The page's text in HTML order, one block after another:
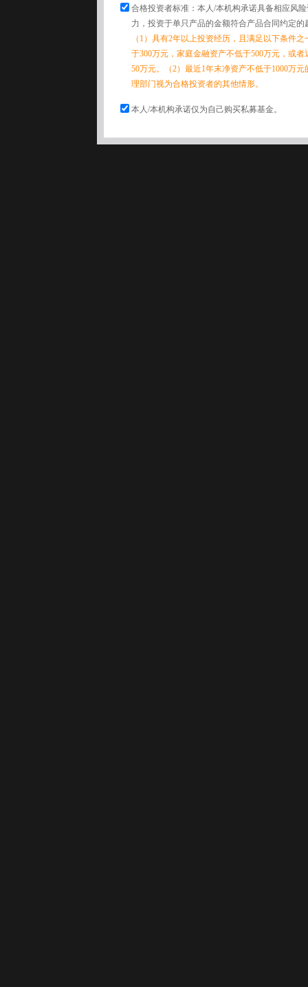
合格投资者标准：本人/本机构承诺具备相应风
力，投资于单只产品的金额符合产品合同约定的
（1）具有2年以上投资经历，且满足以下条件
于300万元，家庭金融资产不低于500万元，或
50万元。（2）最近1年末净资产不低于1000万
理部门视为合格投资者的其他情形。
本人/本机构承诺仅为自己购买私募基金。